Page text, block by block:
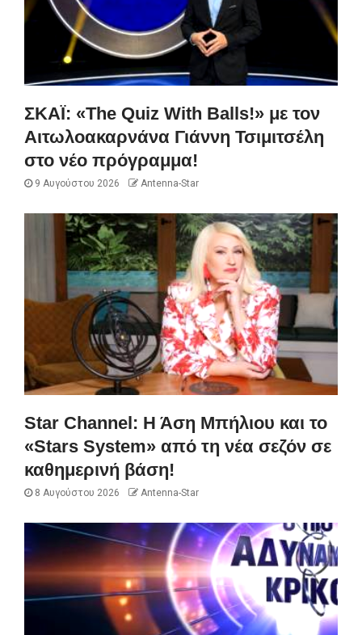
ΣΚΑΪ: «The Quiz With Balls!» με τον
Αιτωλοακαρνάνα Γιάννη Τσιμιτσέλη
στο νέο πρόγραμμα!
9 Αυγούστου 2026 Antenna-Star
Star Channel: Η Άση Μπήλιου και το
«Stars System» από τη νέα σεζόν σε
καθημερινή βάση!
8 Αυγούστου 2026 Antenna-Star